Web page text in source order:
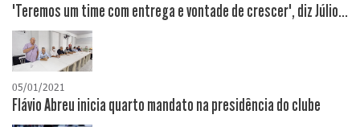
"Teremos um time com entrega e vontade de crescer", diz Júlio...
05/01/2021
Flávio Abreu inicia quarto mandato na presidência do clube